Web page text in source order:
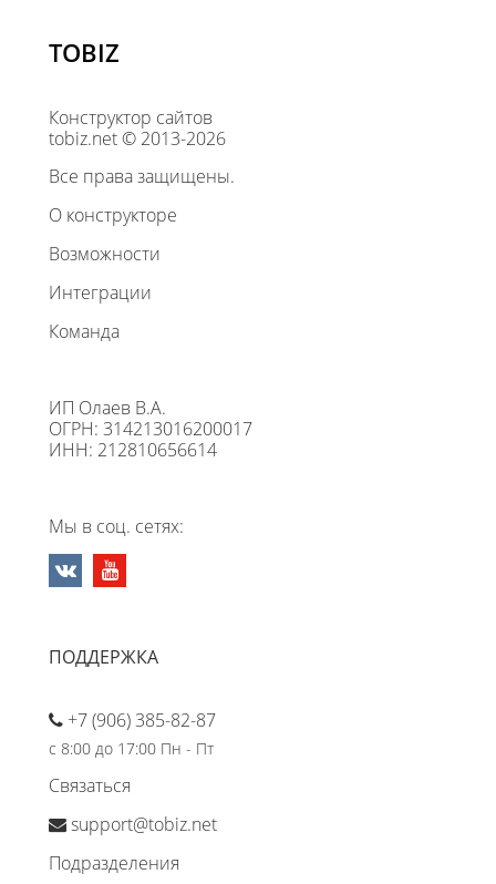
TOBIZ
Конструктор сайтов
tobiz.net © 2013-2026
Все права защищены.
О конструкторе
Возможности
Интеграции
Команда
ИП Олаев В.А.
ОГРН: 314213016200017
ИНН: 212810656614
Мы в соц. сетях:
ПОДДЕРЖКА
+7 (906) 385-82-87
с 8:00 до 17:00 Пн - Пт
Связаться
support@tobiz.net
Подразделения